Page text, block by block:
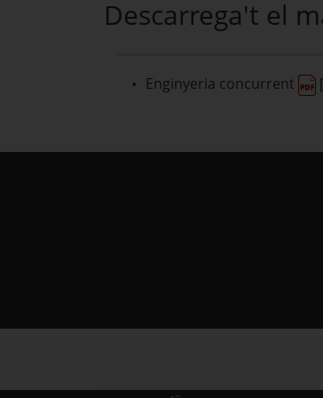
Descarrega't el
Enginyeria concurrent